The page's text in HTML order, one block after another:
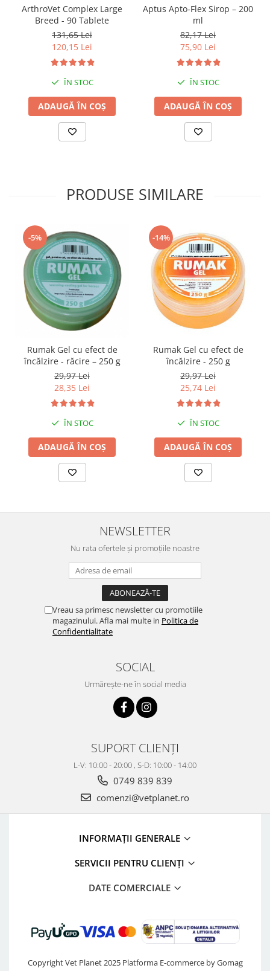
ArthroVet Complex Large
Breed - 90 Tablete
131,65 Lei
120,15 Lei
ÎN STOC
ADAUGĂ ÎN COȘ
Aptus Apto-Flex Sirop – 200
ml
82,17 Lei
75,90 Lei
ÎN STOC
ADAUGĂ ÎN COȘ
PRODUSE SIMILARE
-5%
Rumak Gel cu efect de
încălzire - răcire – 250 g
29,97 Lei
28,35 Lei
ÎN STOC
ADAUGĂ ÎN COȘ
-14%
Rumak Gel cu efect de
încălzire - 250 g
29,97 Lei
25,74 Lei
ÎN STOC
ADAUGĂ ÎN COȘ
NEWSLETTER
Nu rata ofertele și promoțiile noastre
Vreau sa primesc newsletter cu promotiile
magazinului. Afla mai multe in Politica de
Confidentialitate
SOCIAL
Urmărește-ne în social media
SUPORT CLIENȚI
L-V: 10:00 - 20:00 , S-D: 10:00 - 14:00
0749 839 839
comenzi@vetplanet.ro
INFORMAȚII GENERALE
SERVICII PENTRU CLIENȚI
DATE COMERCIALE
Copyright Vet Planet 2025 Platforma E-commerce by Gomag